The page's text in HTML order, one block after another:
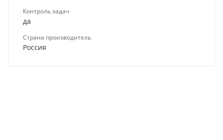
Контроль задач
да
Страна производитель
Россия